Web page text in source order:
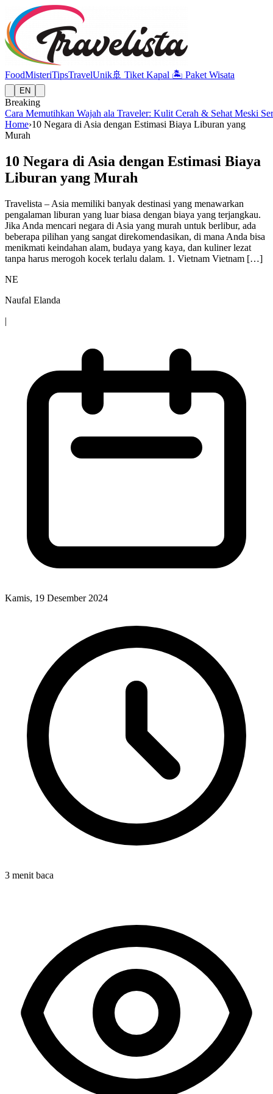
FoodMisteriTipsTravelUnik🚢 Tiket Kapal 🏝️ Paket Wisata
EN
Breaking
Cara Memutihkan Wajah ala Traveler: Kulit Cerah & Sehat Meski
Home›10 Negara di Asia dengan Estimasi Biaya Liburan yang
Murah
10 Negara di Asia dengan Estimasi Biaya
Liburan yang Murah
Travelista – Asia memiliki banyak destinasi yang menawarkan
pengalaman liburan yang luar biasa dengan biaya yang terjangkau.
Jika Anda mencari negara di Asia yang murah untuk berlibur, ada
beberapa pilihan yang sangat direkomendasikan, di mana Anda bisa
menikmati keindahan alam, budaya yang kaya, dan kuliner lezat
tanpa harus merogoh kocek terlalu dalam. 1. Vietnam Vietnam […]
NE
Naufal Elanda
|
Kamis, 19 Desember 2024
3 menit baca